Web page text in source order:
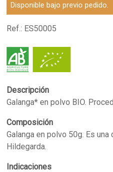
Disponible bajo previo pedido.
Ref.: ES50005
Descripción
Galanga* en polvo BIO.
Composición
Galanga en polvo 50g. Es
Hildegarda.
Indicaciones